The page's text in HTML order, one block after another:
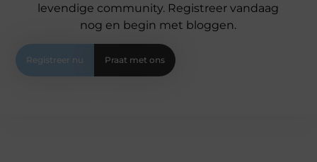
levendige community. Registreer vandaag
nog en begin met bloggen.
Registreer nu Praat met ons